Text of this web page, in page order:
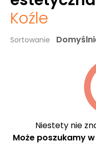
Koźle
Sortowanie
Niestety nie
Może poszukamy